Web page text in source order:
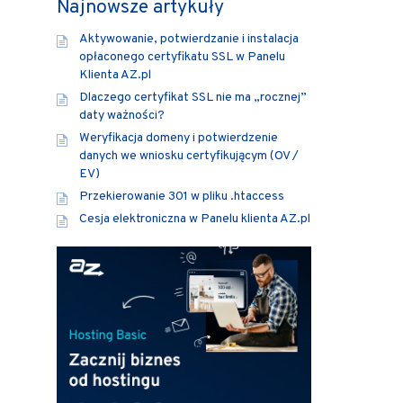
Najnowsze artykuły
Aktywowanie, potwierdzanie i instalacja
opłaconego certyfikatu SSL w Panelu
Klienta AZ.pl
Dlaczego certyfikat SSL nie ma „rocznej”
daty ważności?
Weryfikacja domeny i potwierdzenie
danych we wniosku certyfikującym (OV /
EV)
Przekierowanie 301 w pliku .htaccess
Cesja elektroniczna w Panelu klienta AZ.pl